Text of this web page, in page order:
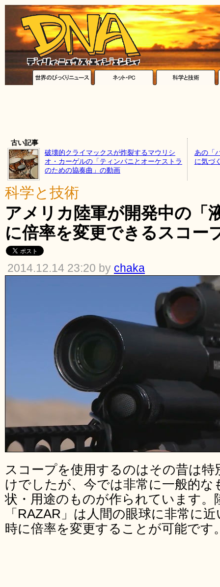
古い記事
破壊的クライマックスが炸裂するマウリシ
オ・カーゲルの「ティンパニとオーケストラ
のための協奏曲」の動画
あの「
に気づ
科学と技術
アメリカ陸軍が開発中の「
に倍率を変更できるスコー
2014.12.14 23:20 by chaka
スコープを使用するのはその昔は
けでしたが、今では非常に一般的な
状・用途のものが作られています。
「RAZAR」は人間の眼球に非常に
時に倍率を変更することが可能です